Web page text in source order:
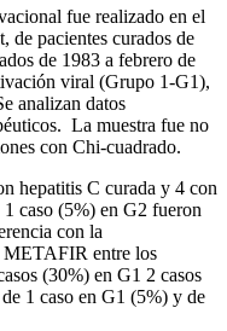
fue realizado en el
de pacientes curados de
de 1983 a febrero de
viral (Grupo 1-G1),
analizan datos
La muestra fue no
con Chi-cuadrado.
hepatitis C curada y 4 con
caso (5%) en G2 fueron
con la
METAFIR entre los
(30%) en G1 2 casos
1 caso en G1 (5%) y de